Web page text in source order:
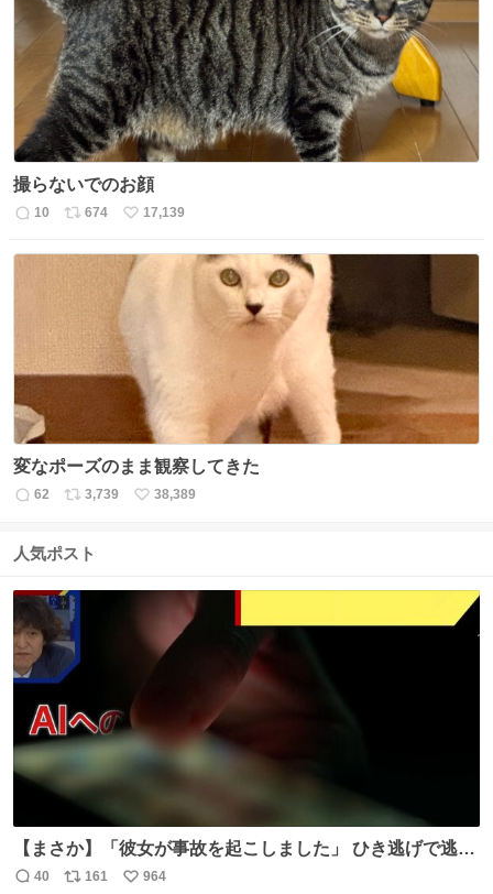
ト
数
数
撮らないでのお顔
返
10
リ
ス
数
674
い
ね
数
17,139
変なポーズのまま観察してきた
返
数
62
リ
ス
数
3,739
い
38,389
人気ポスト
【まさか】「彼女が事故を起こしました」 ひき逃げで逃走
した男、AIの相談履歴で“ウソ発覚” 警察が男のスマホを押
返
40
リ
161
い
964